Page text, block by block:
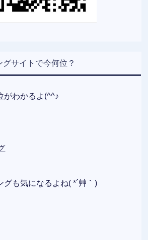
グサイトで今何位？
がわかるよ(^^♪
グも気になるよね( *´艸｀)